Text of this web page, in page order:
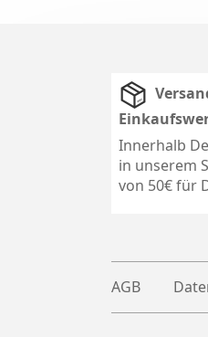
Innerhalb
in unserem
von 50€ für
AGB